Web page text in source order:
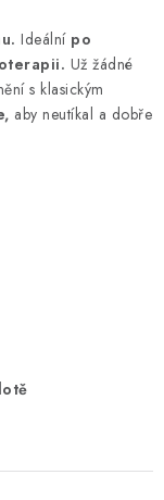
Ideální po
Už žádné
s klasickým
aby neutíkal a dobře